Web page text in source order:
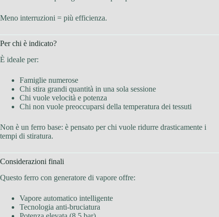
Meno interruzioni = più efficienza.
Per chi è indicato?
È ideale per:
Famiglie numerose
Chi stira grandi quantità in una sola sessione
Chi vuole velocità e potenza
Chi non vuole preoccuparsi della temperatura dei tessuti
Non è un ferro base: è pensato per chi vuole ridurre drasticamente i
tempi di stiratura.
Considerazioni finali
Questo ferro con generatore di vapore offre:
Vapore automatico intelligente
Tecnologia anti-bruciatura